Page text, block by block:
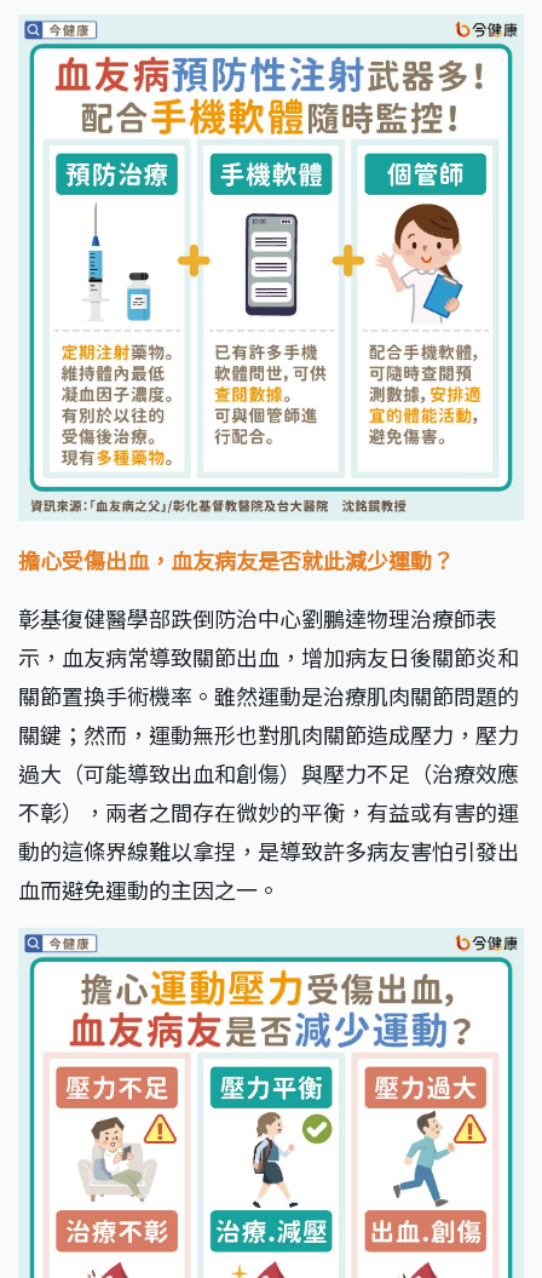
擔心受傷出血，血友病友是否就此減少運動？
彰基復健醫學部跌倒防治中心劉鵬達物理治療師表
示，血友病常導致關節出血，增加病友日後關節炎和
關節置換手術機率。雖然運動是治療肌肉關節問題的
關鍵；然而，運動無形也對肌肉關節造成壓力，壓力
過大（可能導致出血和創傷）與壓力不足（治療效應
不彰），兩者之間存在微妙的平衡，有益或有害的運
動的這條界線難以拿捏，是導致許多病友害怕引發出
血而避免運動的主因之一。